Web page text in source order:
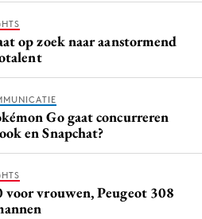
op zoek naar aanstormend
Go gaat concurreren
en Snapchat?
vrouwen, Peugeot 308